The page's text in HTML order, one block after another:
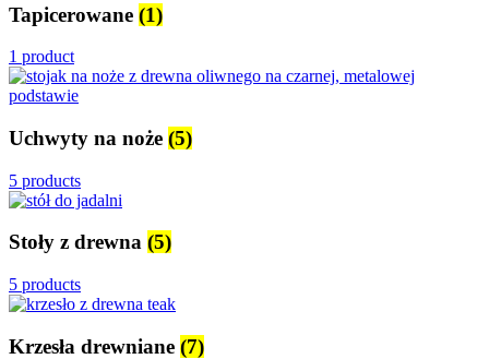
Tapicerowane (1)
1 product
Uchwyty na noże (5)
5 products
Stoły z drewna (5)
5 products
Krzesła drewniane (7)